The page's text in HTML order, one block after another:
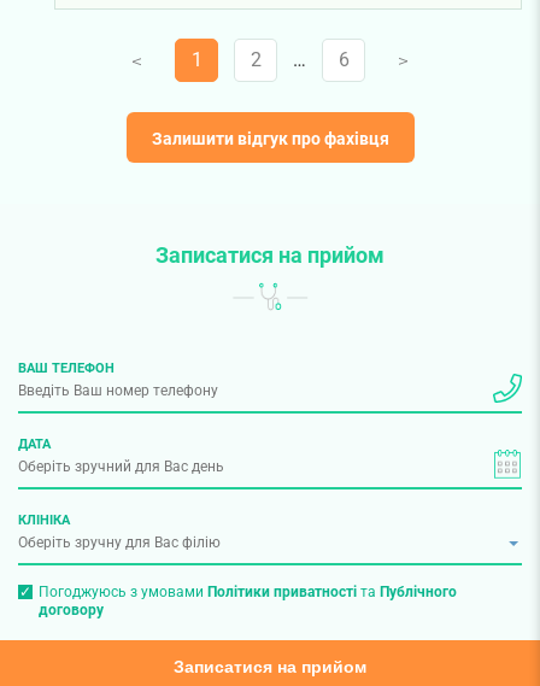
Бажаємо вам міцного здоров'я!
V 1 2 … 6 V
Залишити відгук про фахівця
Записатися на прийом
ВАШ ТЕЛЕФОН
ДАТА
КЛІНІКА
Погоджуюсь з умовами Політики приватностіта Публічного
договору
Записатися на прийом